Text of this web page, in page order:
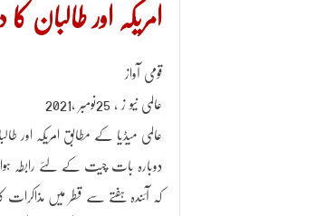
امریکہ اور طالبان
قومی آواز
عالمی نیو ز ، 25نومبر ،2021
عالمی میڈیا کے مطابق امریکہ اور
دوبارہ بات چیت کے لئے رابطہ
کہ آئندہ ہفتے سے قطر میں مذاکرات کا